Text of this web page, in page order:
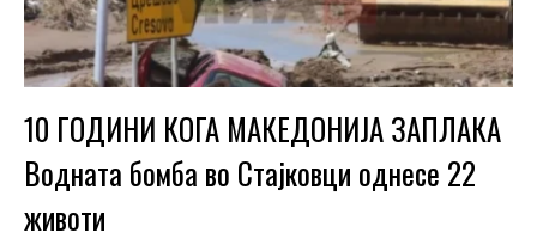
10 ГОДИНИ КОГА МАКЕДОНИЈА ЗАПЛАКА
Водната бомба во Стајковци однесе 22
животи